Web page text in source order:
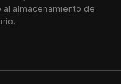
almacenamiento de